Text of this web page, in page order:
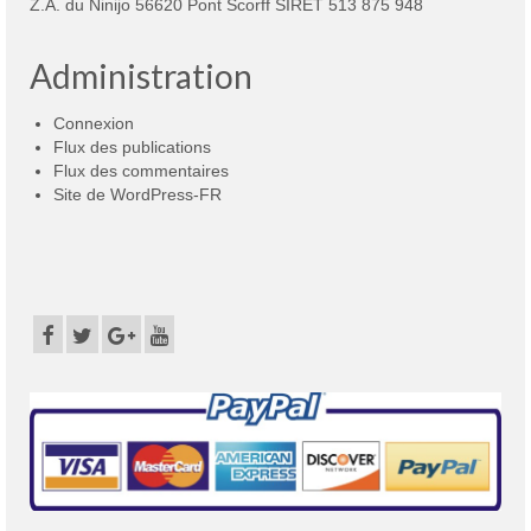
Z.A. du Ninijo 56620 Pont Scorff SIRET 513 875 948
Administration
Connexion
Flux des publications
Flux des commentaires
Site de WordPress-FR